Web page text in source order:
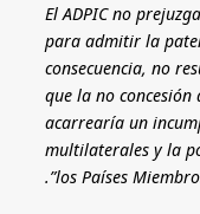
“El ADPIC no
para admitir la
consecuencia, no
que la no concesión
acarrearía un
multilaterales y la
los Países